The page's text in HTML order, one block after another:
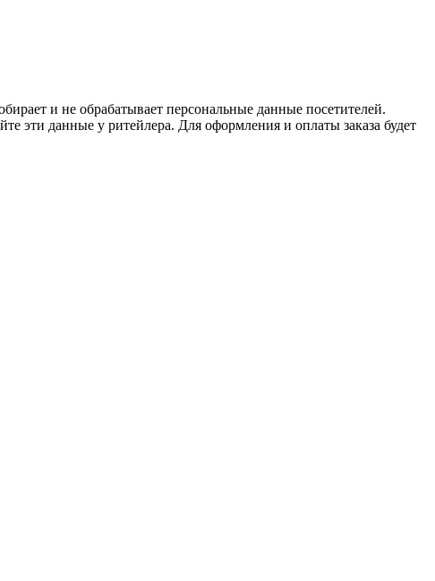
и не обрабатывает персональные данные посетителей.
эти данные у ритейлера. Для оформления и оплаты заказа будет